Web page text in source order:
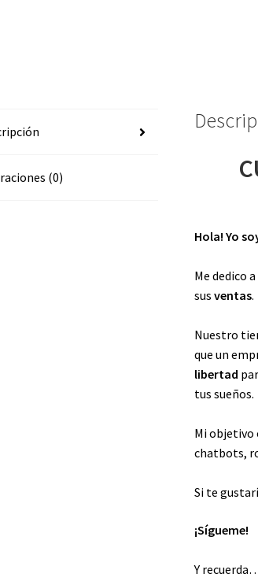
(0)
Hola! Yo
Me dedico
susventas.
Nuestro
que un
libertad
tus sueños.
Mi objetivo
chatbots,
Si te
¡Sígueme!
Y